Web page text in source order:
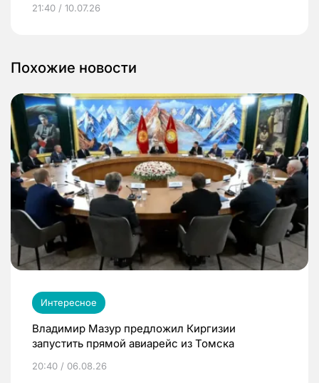
21:40 / 10.07.26
Похожие новости
Интересное
Владимир Мазур предложил Киргизии
запустить прямой авиарейс из Томска
20:40 / 06.08.26